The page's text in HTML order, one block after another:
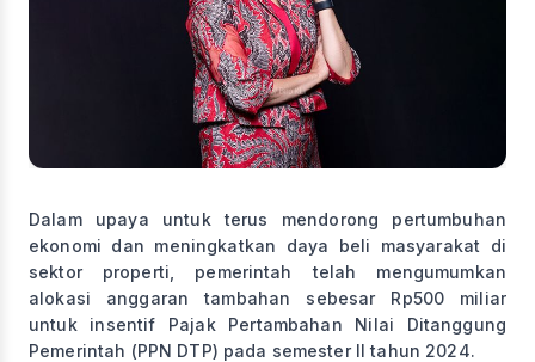
Dalam upaya untuk terus mendorong pertumbuhan
ekonomi dan meningkatkan daya beli masyarakat di
sektor properti, pemerintah telah mengumumkan
alokasi anggaran tambahan sebesar Rp500 miliar
untuk insentif Pajak Pertambahan Nilai Ditanggung
Pemerintah (PPN DTP) pada semester II tahun 2024.